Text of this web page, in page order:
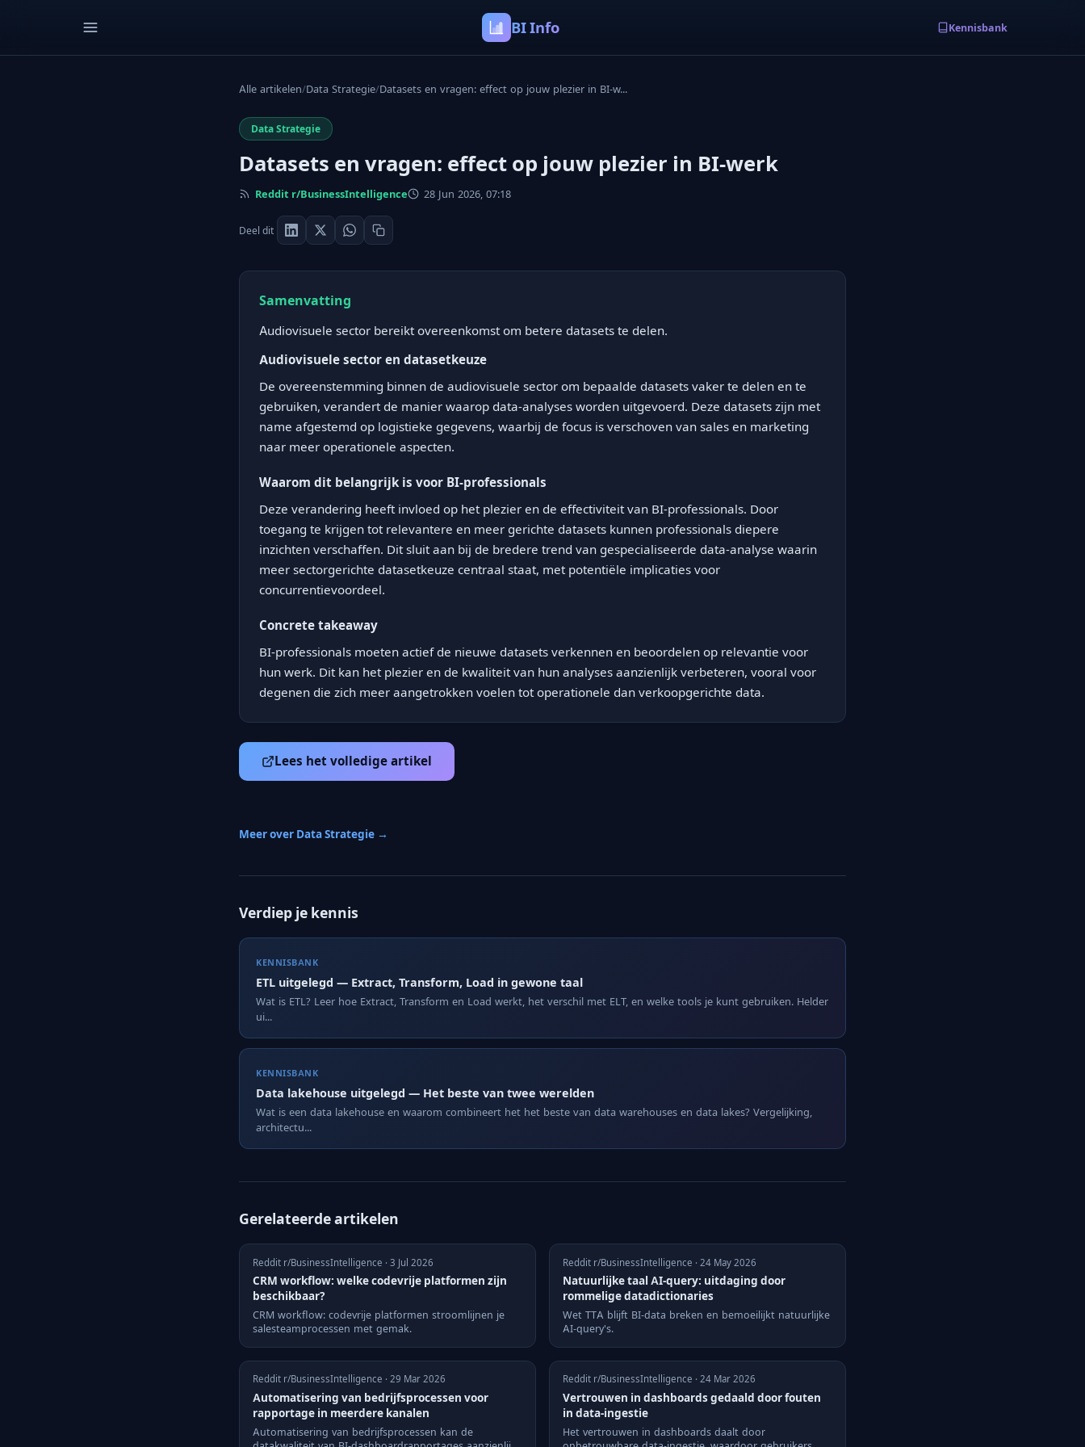
BI Info Kennisbank
Alle artikelen/Data Strategie/Datasets en vragen: effect op jouw plezier in BI-w...
Data Strategie
Datasets en vragen: effect op jouw plezier in BI-werk
Reddit r/BusinessIntelligence 28 Jun 2026, 07:18
Deel dit
Samenvatting
Audiovisuele sector bereikt overeenkomst om betere datasets te delen.
Audiovisuele sector en datasetkeuze
De overeenstemming binnen de audiovisuele sector om bepaalde datasets vaker te delen en te
gebruiken, verandert de manier waarop data-analyses worden uitgevoerd. Deze datasets zijn met
name afgestemd op logistieke gegevens, waarbij de focus is verschoven van sales en marketing
naar meer operationele aspecten.
Waarom dit belangrijk is voor BI-professionals
Deze verandering heeft invloed op het plezier en de effectiviteit van BI-professionals. Door
toegang te krijgen tot relevantere en meer gerichte datasets kunnen professionals diepere
inzichten verschaffen. Dit sluit aan bij de bredere trend van gespecialiseerde data-analyse waarin
meer sectorgerichte datasetkeuze centraal staat, met potentiële implicaties voor
concurrentievoordeel.
Concrete takeaway
BI-professionals moeten actief de nieuwe datasets verkennen en beoordelen op relevantie voor
hun werk. Dit kan het plezier en de kwaliteit van hun analyses aanzienlijk verbeteren, vooral voor
degenen die zich meer aangetrokken voelen tot operationele dan verkoopgerichte data.
Lees het volledige artikel
Meer over Data Strategie →
Verdiep je kennis
KENNISBANK
ETL uitgelegd — Extract, Transform, Load in gewone taal
Wat is ETL? Leer hoe Extract, Transform en Load werkt, het verschil met ELT, en welke tools je kunt gebruiken. Helder
ui...
KENNISBANK
Data lakehouse uitgelegd — Het beste van twee werelden
Wat is een data lakehouse en waarom combineert het het beste van data warehouses en data lakes? Vergelijking,
architectu...
Gerelateerde artikelen
Reddit r/BusinessIntelligence · 3 Jul 2026
CRM workflow: welke codevrije platformen zijn
beschikbaar?
CRM workflow: codevrije platformen stroomlijnen je
salesteamprocessen met gemak.
Reddit r/BusinessIntelligence · 24 May 2026
Natuurlijke taal AI-query: uitdaging door
rommelige datadictionaries
Wet TTA blijft BI-data breken en bemoeilijkt natuurlijke
AI-query's.
Reddit r/BusinessIntelligence · 29 Mar 2026
Automatisering van bedrijfsprocessen voor
rapportage in meerdere kanalen
Automatisering van bedrijfsprocessen kan de
Reddit r/BusinessIntelligence · 24 Mar 2026
Vertrouwen in dashboards gedaald door fouten
in data-ingestie
Het vertrouwen in dashboards daalt door